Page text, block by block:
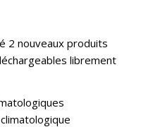
2 nouveaux produits
librement